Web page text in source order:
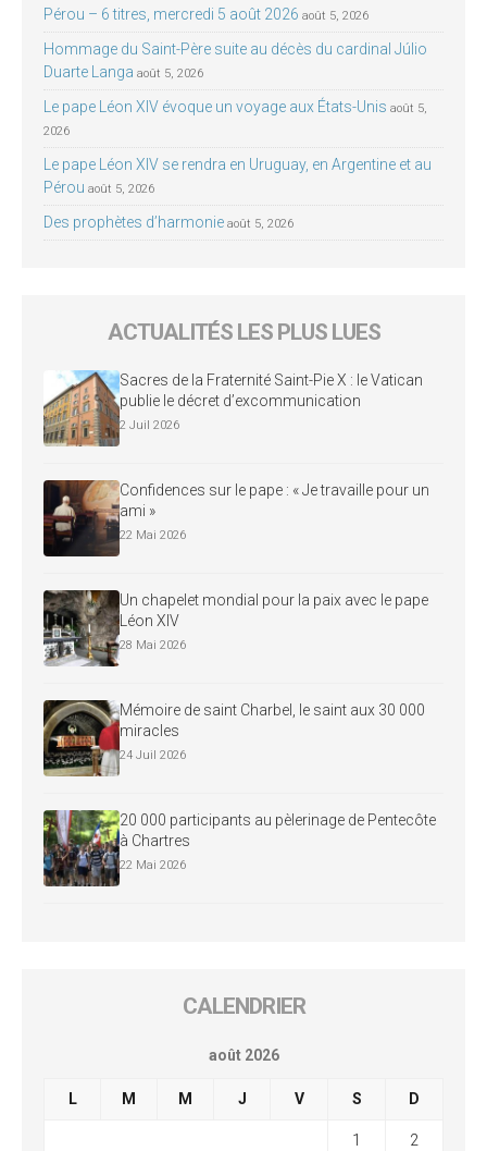
Pérou – 6 titres, mercredi 5 août 2026 août 5, 2026
Hommage du Saint-Père suite au décès du cardinal Júlio
Duarte Langa août 5, 2026
Le pape Léon XIV évoque un voyage aux États-Unis août 5,
2026
Le pape Léon XIV se rendra en Uruguay, en Argentine et au
Pérou août 5, 2026
Des prophètes d’harmonie août 5, 2026
ACTUALITÉS LES PLUS LUES
Sacres de la Fraternité Saint-Pie X : le Vatican
publie le décret d’excommunication
2 Juil 2026
Confidences sur le pape : « Je travaille pour un
ami »
22 Mai 2026
Un chapelet mondial pour la paix avec le pape
Léon XIV
28 Mai 2026
Mémoire de saint Charbel, le saint aux 30 000
miracles
24 Juil 2026
20 000 participants au pèlerinage de Pentecôte
à Chartres
22 Mai 2026
CALENDRIER
août 2026
L M M J V S D
1 2